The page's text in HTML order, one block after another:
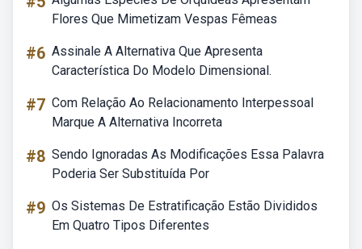
Flores Que Mimetizam Vespas Fêmeas
#6 Assinale A Alternativa Que Apresenta
Característica Do Modelo Dimensional.
#7 Com Relação Ao Relacionamento Interpessoal
Marque A Alternativa Incorreta
#8 Sendo Ignoradas As Modificações Essa Palavra
Poderia Ser Substituída Por
#9 Os Sistemas De Estratificação Estão Divididos
Em Quatro Tipos Diferentes